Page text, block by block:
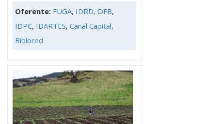
Oferente: FUGA, IDRD, OFB,
IDPC, IDARTES, Canal Capital,
Biblored